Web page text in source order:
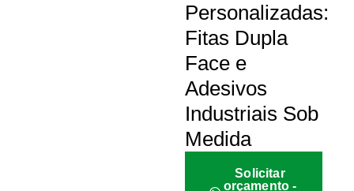
Personalizadas:
Fitas Dupla
Face e
Adesivos
Industriais Sob
Medida
Solicitar
orçamento -